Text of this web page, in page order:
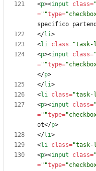
<p><input class=
=""type=
specifico
</li>
<li class="task-
<p><input class=
=""type=
</p>
</li>
<li class="task-
<p><input class=
=""type=
ot</p>
</li>
<li class="task-
<p><input class=
=""type=